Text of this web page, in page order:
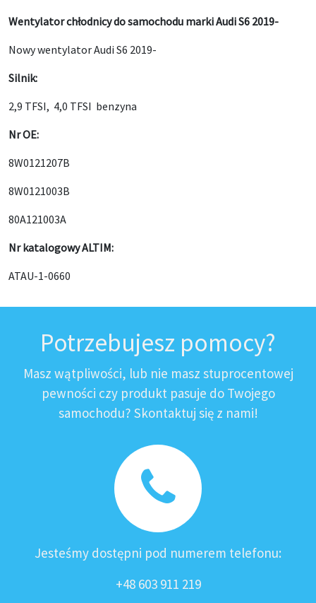
Wentylator chłodnicy do samochodu marki Audi S6 2019-
Nowy wentylator Audi S6 2019-
Silnik:
2,9 TFSI, 4,0 TFSI benzyna
Nr OE:
8W0121207B
8W0121003B
80A121003A
Nr katalogowy ALTIM:
ATAU-1-0660
Potrzebujesz pomocy?
Masz wątpliwości, lub nie masz stuprocentowej
pewności czy produkt pasuje do Twojego
samochodu? Skontaktuj się z nami!
Jesteśmy dostępni pod numerem telefonu:
+48 603 911 219